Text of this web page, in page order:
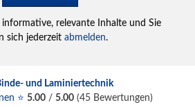
relevante Inhalte und Sie
sich jederzeit abmelden.
und Laminiertechnik
⭐ 5.00/ 5.00(45Bewertungen)